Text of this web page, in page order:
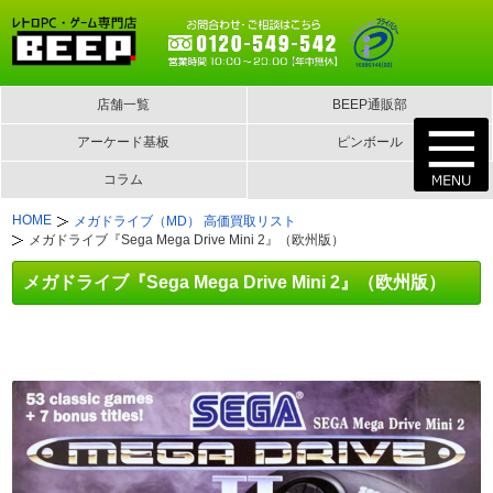
店舗一覧 BEEP通販部
アーケード基板 ピンボール
コラム
HOME
メガドライブ（MD） 高価買取リスト
メガドライブ『Sega Mega Drive Mini 2』（欧州版）
メガドライブ『Sega Mega Drive Mini 2』（欧州版）